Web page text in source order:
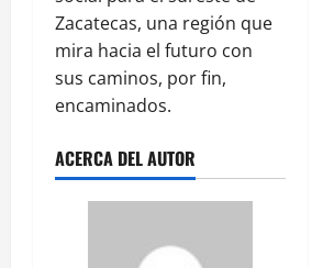
Zacatecas, una región que
mira hacia el futuro con
sus caminos, por fin,
encaminados.
ACERCA DEL AUTOR